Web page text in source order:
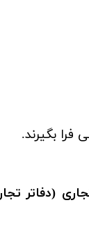
بگیرند.
(دفاتر